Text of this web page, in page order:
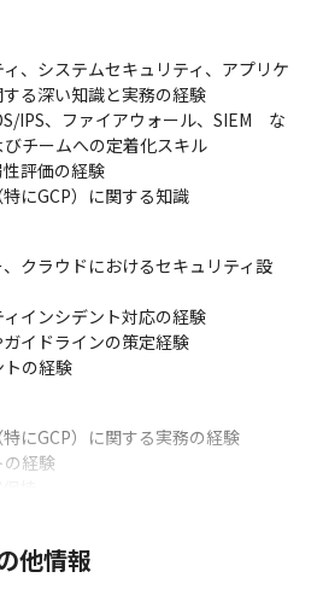
画から実行まで一貫して携わること
揮する機会が豊富です
全性向上を目指して、インフラエン
専門のリーダーを迎え入れたいと考
護とシステム全体のセキュリティ強
門知識を持つ方を募集します。
、システムセキュリティ、アプリケ
る深い知識と実務の経験
IPS、ファイアウォール、SIEM　な
チームへの定着化スキル
評価の経験
にGCP）に関する知識
クラウドにおけるセキュリティ設
インシデント対応の経験
イドラインの策定経験
トの経験
にGCP）に関する実務の経験
の経験
他情報